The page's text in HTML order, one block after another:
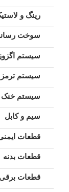
رینگ و
سوخت
سیستم اگزوز
سیستم ترمز
سیستم خنک
سیم و کابل
قطعات
قطعات بدنه
قطعات برقی